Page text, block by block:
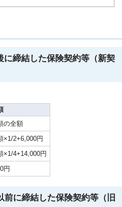
に締結した保険契約等（新契
の全額
×1/2+6,000円
×1/4+14,000円
円
前に締結した保険契約等（旧